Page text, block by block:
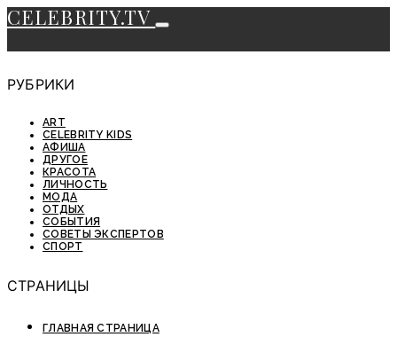
CELEBRITY.TV
РУБРИКИ
ART
CELEBRITY KIDS
АФИША
ДРУГОЕ
КРАСОТА
ЛИЧНОСТЬ
МОДА
ОТДЫХ
СОБЫТИЯ
СОВЕТЫ ЭКСПЕРТОВ
СПОРТ
СТРАНИЦЫ
ГЛАВНАЯ СТРАНИЦА